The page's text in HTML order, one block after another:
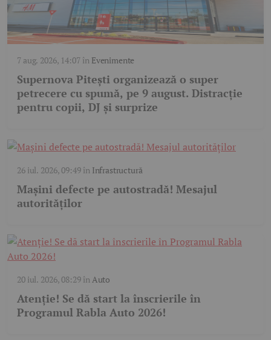
7 aug. 2026, 14:07în Evenimente
Supernova Pitești organizează o super
petrecere cu spumă, pe 9 august. Distracție
pentru copii, DJ și surprize
26 iul. 2026, 09:49în Infrastructură
Mașini defecte pe autostradă! Mesajul
autorităților
20 iul. 2026, 08:29înAuto
Atenție! Se dă start la înscrierile în
Programul Rabla Auto 2026!